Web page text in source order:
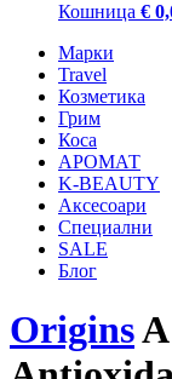
Кошница €
Mарки
Travel
Козметика
Грим
Коса
АРОМАТ
K-BEAUTY
Аксесоари
Специални
SALE
Блог
Origins